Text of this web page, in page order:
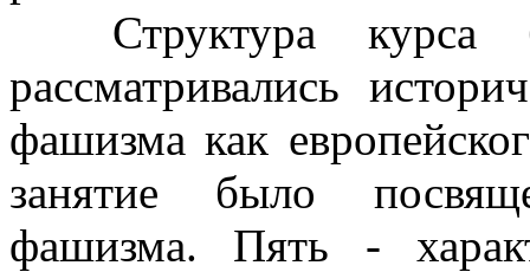
Структура курса
рассматривались
фашизма как
занятие было
фашизма. Пять -